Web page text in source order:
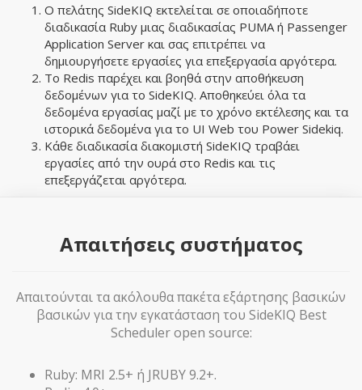
Ο πελάτης SideKIQ εκτελείται σε οποιαδήποτε
διαδικασία Ruby μιας διαδικασίας PUMA ή Passenger
Application Server και σας επιτρέπει να
δημιουργήσετε εργασίες για επεξεργασία αργότερα.
Το Redis παρέχει και βοηθά στην αποθήκευση
δεδομένων για το SideKIQ. Αποθηκεύει όλα τα
δεδομένα εργασίας μαζί με το χρόνο εκτέλεσης και τα
ιστορικά δεδομένα για το UI Web του Power Sidekiq.
Κάθε διαδικασία διακομιστή SideKIQ τραβάει
εργασίες από την ουρά στο Redis και τις
επεξεργάζεται αργότερα.
Απαιτήσεις συστήματος
Απαιτούνται τα ακόλουθα πακέτα εξάρτησης βασικών
βασικών για την εγκατάσταση του SideKIQ Best
Scheduler open source:
Ruby: MRI 2.5+ ή JRUBY 9.2+.